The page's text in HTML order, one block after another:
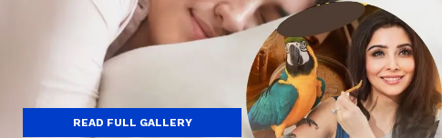
READ FULL GALLERY